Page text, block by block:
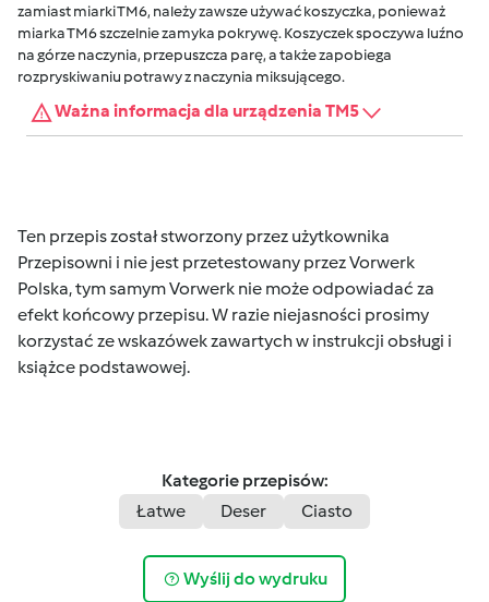
zamiast miarki TM6, należy zawsze używać koszyczka, ponieważ
miarka TM6 szczelnie zamyka pokrywę. Koszyczek spoczywa luźno
na górze naczynia, przepuszcza parę, a także zapobiega
rozpryskiwaniu potrawy z naczynia miksującego.
Ważna informacja dla urządzenia TM5
Ten przepis został stworzony przez użytkownika
Przepisowni i nie jest przetestowany przez Vorwerk
Polska, tym samym Vorwerk nie może odpowiadać za
efekt końcowy przepisu. W razie niejasności prosimy
korzystać ze wskazówek zawartych w instrukcji obsługi i
książce podstawowej.
Kategorie przepisów:
Łatwe
Deser Ciasto
Wyślij do wydruku